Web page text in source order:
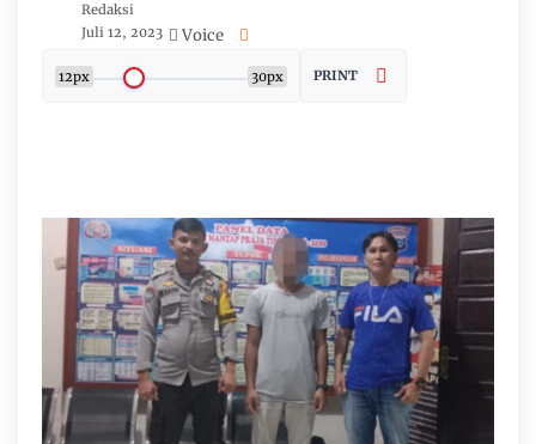
Redaksi
Juli 12, 2023
Voice
12px 30px PRINT